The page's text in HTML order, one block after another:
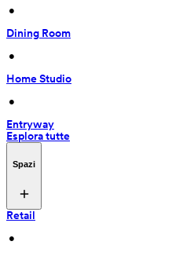
•
Dining Room
•
Home Studio
•
Entryway
Esplora tutte
Spazi
Retail
•